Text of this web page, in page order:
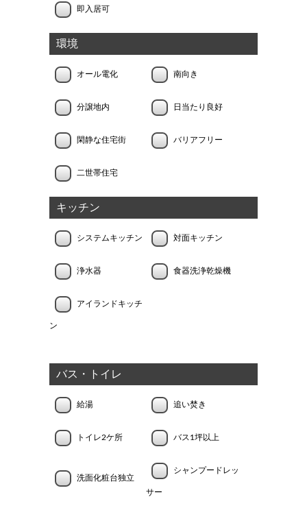
即入居可
環境
オール電化 南向き
分譲地内 日当たり良好
閑静な住宅街 バリアフリー
二世帯住宅
キッチン
システムキッチン 対面キッチン
浄水器 食器洗浄乾燥機
アイランドキッチ
ン
バス・トイレ
給湯 追い焚き
トイレ2ケ所 バス1坪以上
洗面化粧台独立
シャンプードレッ
サー